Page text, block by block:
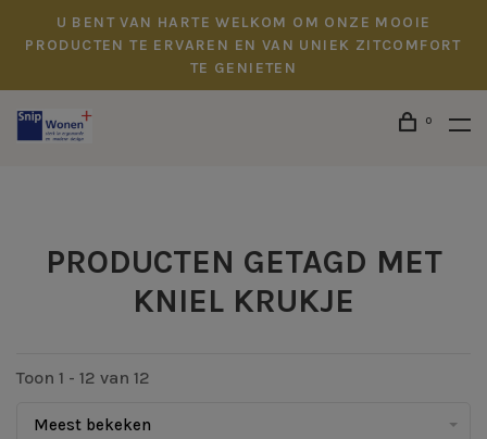
U BENT VAN HARTE WELKOM OM ONZE MOOIE
PRODUCTEN TE ERVAREN EN VAN UNIEK ZITCOMFORT
TE GENIETEN
0
PRODUCTEN GETAGD MET
KNIEL KRUKJE
Toon 1 - 12 van 12
Meest bekeken